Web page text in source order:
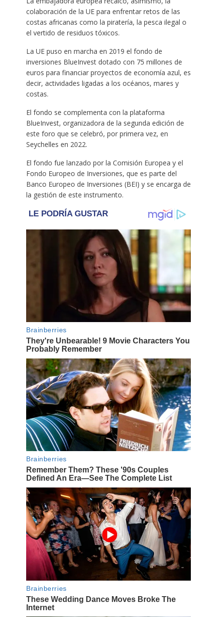
colaboración de la UE para enfrentar retos de las
costas africanas como la piratería, la pesca ilegal o
el vertido de residuos tóxicos.
La UE puso en marcha en 2019 el fondo de
inversiones BlueInvest dotado con 75 millones de
euros para financiar proyectos de economía azul, es
decir, actividades ligadas a los océanos, mares y
costas.
El fondo se complementa con la plataforma
BlueInvest, organizadora de la segunda edición de
este foro que se celebró, por primera vez, en
Seychelles en 2022.
El fondo fue lanzado por la Comisión Europea y el
Fondo Europeo de Inversiones, que es parte del
Banco Europeo de Inversiones (BEI) y se encarga de
la gestión de este instrumento.